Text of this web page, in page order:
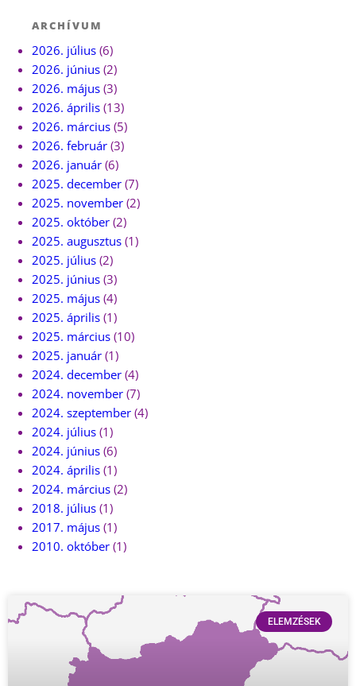
ARCHÍVUM
2026. július (6)
2026. június (2)
2026. május (3)
2026. április (13)
2026. március (5)
2026. február (3)
2026. január (6)
2025. december (7)
2025. november (2)
2025. október (2)
2025. augusztus (1)
2025. július (2)
2025. június (3)
2025. május (4)
2025. április (1)
2025. március (10)
2025. január (1)
2024. december (4)
2024. november (7)
2024. szeptember (4)
2024. július (1)
2024. június (6)
2024. április (1)
2024. március (2)
2018. július (1)
2017. május (1)
2010. október (1)
ELEMZÉSEK